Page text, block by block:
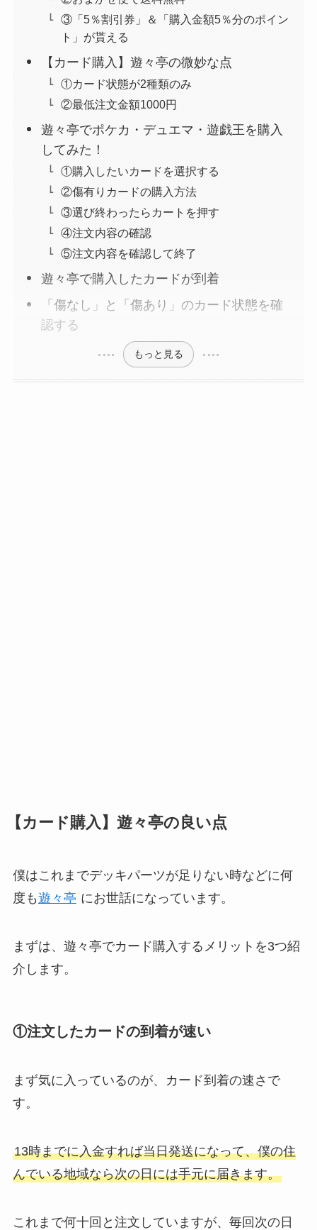
③「5％割引券」＆「購入金額5％分のポイン
ト」が貰える
【カード購入】遊々亭の微妙な点
①カード状態が2種類のみ
②最低注文金額1000円
遊々亭でポケカ・デュエマ・遊戯王を購入
してみた！
①購入したいカードを選択する
②傷有りカードの購入方法
③選び終わったらカートを押す
④注文内容の確認
⑤注文内容を確認して終了
遊々亭で購入したカードが到着
「傷なし」と「傷あり」のカード状態を確
認する
もっと見る
【カード購入】遊々亭の良い点
僕はこれまでデッキパーツが足りない時などに何
度も遊々亭 にお世話になっています。
まずは、遊々亭でカード購入するメリットを3つ紹
介します。
①注文したカードの到着が速い
まず気に入っているのが、カード到着の速さで
す。
13時までに入金すれば当日発送になって、僕の住
んでいる地域なら次の日には手元に届きます。
これまで何十回と注文していますが、毎回次の日